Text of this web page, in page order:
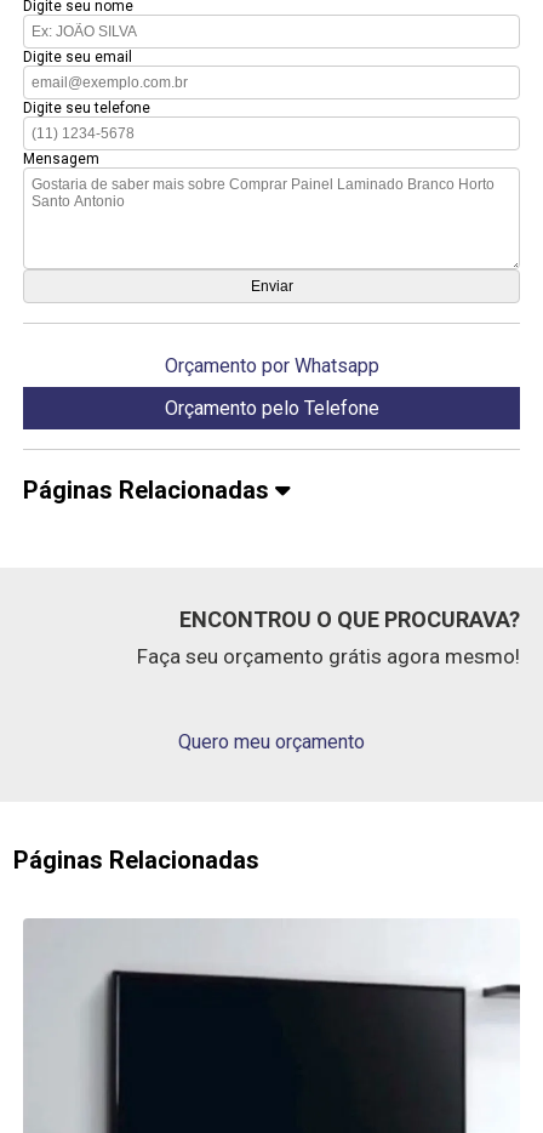
Digite seu nome
Digite seu email
Digite seu telefone
Mensagem
Orçamento por Whatsapp
Orçamento pelo Telefone
Páginas Relacionadas
ENCONTROU O QUE PROCURAVA?
Faça seu orçamento grátis agora mesmo!
Quero meu orçamento
Páginas Relacionadas